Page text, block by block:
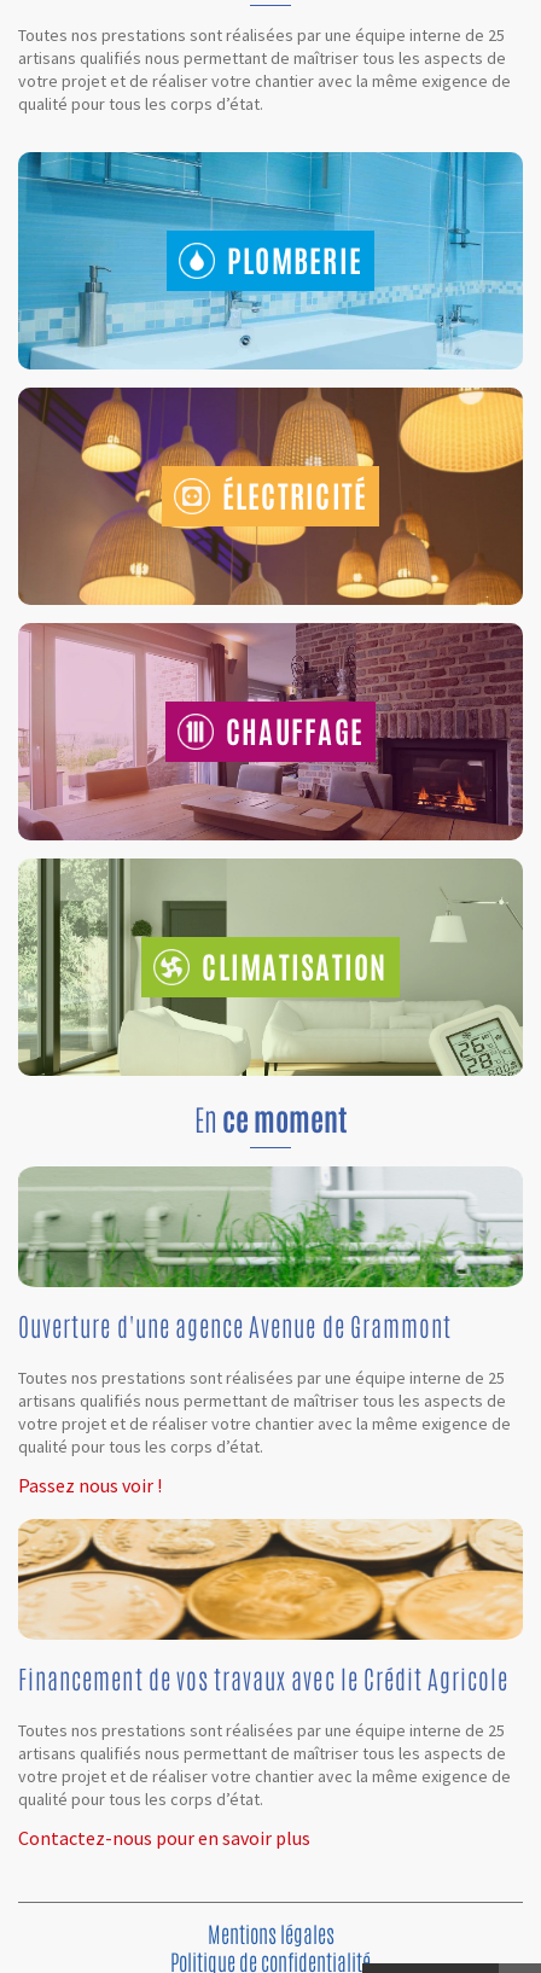
Toutes nos prestations sont réalisées par une équipe interne de 25
artisans qualifiés nous permettant de maîtriser tous les aspects de
votre projet et de réaliser votre chantier avec la même exigence de
qualité pour tous les corps d’état.
PLOMBERIE
ÉLECTRICITÉ
CHAUFFAGE
CLIMATISATION
En ce moment
Ouverture d'une agence Avenue de Grammont
Toutes nos prestations sont réalisées par une équipe interne de 25
artisans qualifiés nous permettant de maîtriser tous les aspects de
votre projet et de réaliser votre chantier avec la même exigence de
qualité pour tous les corps d’état.
Passez nous voir !
Financement de vos travaux avec le Crédit Agricole
Toutes nos prestations sont réalisées par une équipe interne de 25
artisans qualifiés nous permettant de maîtriser tous les aspects de
votre projet et de réaliser votre chantier avec la même exigence de
qualité pour tous les corps d’état.
Contactez-nous pour en savoir plus
Mentions légales
Politique de confidentialité